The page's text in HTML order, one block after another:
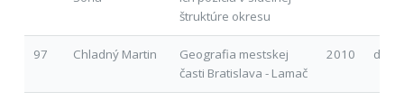
štruktúre okresu
97 Chladný Martin
Geografia mestskej
časti Bratislava - Lamač
2010 d